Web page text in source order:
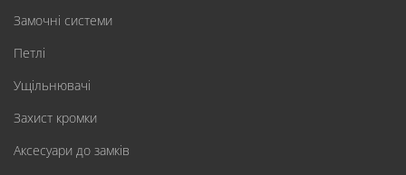
Замочні системи
Петлі
Ущільнювачі
Захист кромки
Аксесуари до замків